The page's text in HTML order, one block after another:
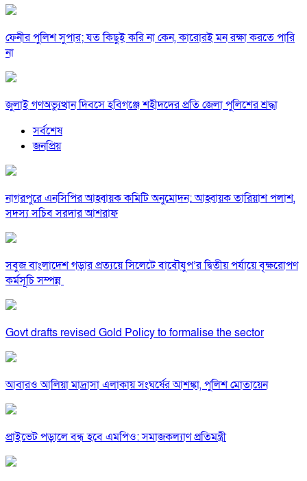
ফেনীর পুলিশ সুপার; যত কিছুই করি না কেন, কারোরই মন রক্ষা করতে পারি
না
জুলাই গণঅভ্যুত্থান দিবসে হবিগঞ্জে শহীদদের প্রতি জেলা পুলিশের শ্রদ্ধা
সর্বশেষ
জনপ্রিয়
নাগরপুরে এনসিপির আহ্বায়ক কমিটি অনুমোদন: আহ্বায়ক তারিয়াশ পলাশ,
সদস্য সচিব সরদার আশরাফ
সবুজ বাংলাদেশ গড়ার প্রত্যয়ে সিলেটে বাবৌযুপ’র দ্বিতীয় পর্যায়ে বৃক্ষরোপণ
কর্মসূচি সম্পন্ন
Govt drafts revised Gold Policy to formalise the sector
আবারও আলিয়া মাদ্রাসা এলাকায় সংঘর্ষের আশঙ্কা, পুলিশ মোতায়েন
প্রাইভেট পড়ালে বন্ধ হবে এমপিও: সমাজকল্যাণ প্রতিমন্ত্রী